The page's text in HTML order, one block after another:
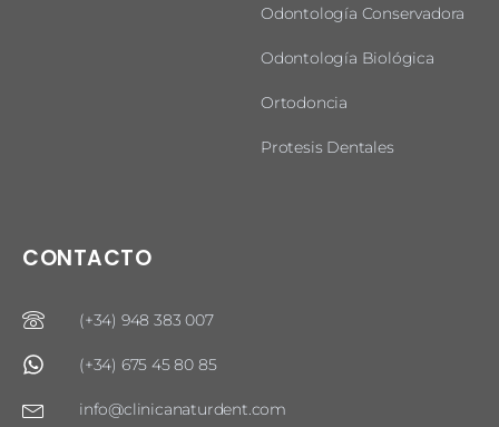
Odontología Conservadora
Odontología Biológica
Ortodoncia
Protesis Dentales
CONTACTO
(+34) 948 383 007
(+34) 675 45 80 85
info@clinicanaturdent.com